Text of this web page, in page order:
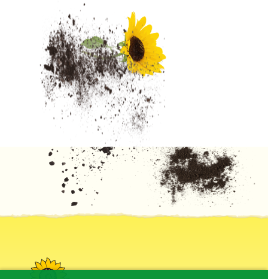
Schulungsangebot
Zum aktuellen Programm